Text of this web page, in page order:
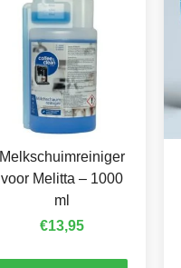
Melkschuimreiniger
voor Melitta – 1000
ml
€13,95